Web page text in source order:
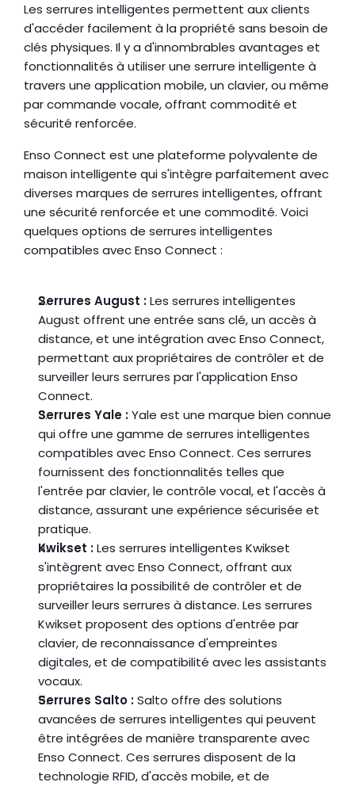
Les serrures intelligentes permettent aux clients
d'accéder facilement à la propriété sans besoin de
clés physiques. Il y a d'innombrables avantages et
fonctionnalités à utiliser une serrure intelligente à
travers une application mobile, un clavier, ou même
par commande vocale, offrant commodité et
sécurité renforcée.
Enso Connect est une plateforme polyvalente de
maison intelligente qui s'intègre parfaitement avec
diverses marques de serrures intelligentes, offrant
une sécurité renforcée et une commodité. Voici
quelques options de serrures intelligentes
compatibles avec Enso Connect :
Serrures August : Les serrures intelligentes
August offrent une entrée sans clé, un accès à
distance, et une intégration avec Enso Connect,
permettant aux propriétaires de contrôler et de
surveiller leurs serrures par l'application Enso
Connect.
Serrures Yale : Yale est une marque bien connue
qui offre une gamme de serrures intelligentes
compatibles avec Enso Connect. Ces serrures
fournissent des fonctionnalités telles que
l'entrée par clavier, le contrôle vocal, et l'accès à
distance, assurant une expérience sécurisée et
pratique.
Kwikset : Les serrures intelligentes Kwikset
s'intègrent avec Enso Connect, offrant aux
propriétaires la possibilité de contrôler et de
surveiller leurs serrures à distance. Les serrures
Kwikset proposent des options d'entrée par
clavier, de reconnaissance d'empreintes
digitales, et de compatibilité avec les assistants
vocaux.
Serrures Salto : Salto offre des solutions
avancées de serrures intelligentes qui peuvent
être intégrées de manière transparente avec
Enso Connect. Ces serrures disposent de la
technologie RFID, d'accès mobile, et de